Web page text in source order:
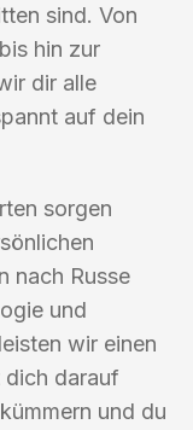
sind. Von
hin zur
dir alle
auf dein
sorgen
nach Russe
und
wir einen
dich darauf
und du